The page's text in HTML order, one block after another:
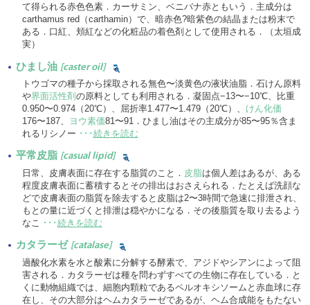
て得られる赤色色素．カーサミン、ベニバナ赤ともいう．主成分は
carthamus red（carthamin）で、暗赤色?暗紫色の結晶または粉末で
ある．口紅、頬紅などの化粧品の着色剤として使用される．（太垣成
実）
ひまし油 [caster oil]
トウゴマの種子から採取される無色〜淡黄色の液状油脂．石けん原料
や界面活性剤 の原料としても利用される．凝固点−13〜−10℃、比重
0.950〜0.974（20℃）、屈折率1.477〜1.479（20℃）、 けん化価
176〜187、
ヨウ素価81〜91．ひまし油はその主成分が85〜95％含ま
れるリシノー ･･･ 続きを読む
平常皮脂 [casual lipid]
日常、皮膚表面に存在する脂質のこと． 皮脂は個人差はあるが、ある
程度皮膚表面に蓄積するとその排出はおさえられる．たとえば洗顔な
どで皮膚表面の脂質を除去すると皮脂は2〜3時間で急速に排泄され、
もとの量に近づくと排泄は穏やかになる．その後脂質を取り去るよう
なこ ･･･ 続きを読む
カタラーゼ [catalase]
過酸化水素を水と酸素に分解する酵素で、アジドやシアンによって阻
害される．カタラーゼは種を問わずすべての生物に存在している．と
くに動物組織では、細胞内顆粒であるペルオキシソームと赤血球に存
在し、その大部分はヘムカタラーゼであるが、ヘム合成能をもたない